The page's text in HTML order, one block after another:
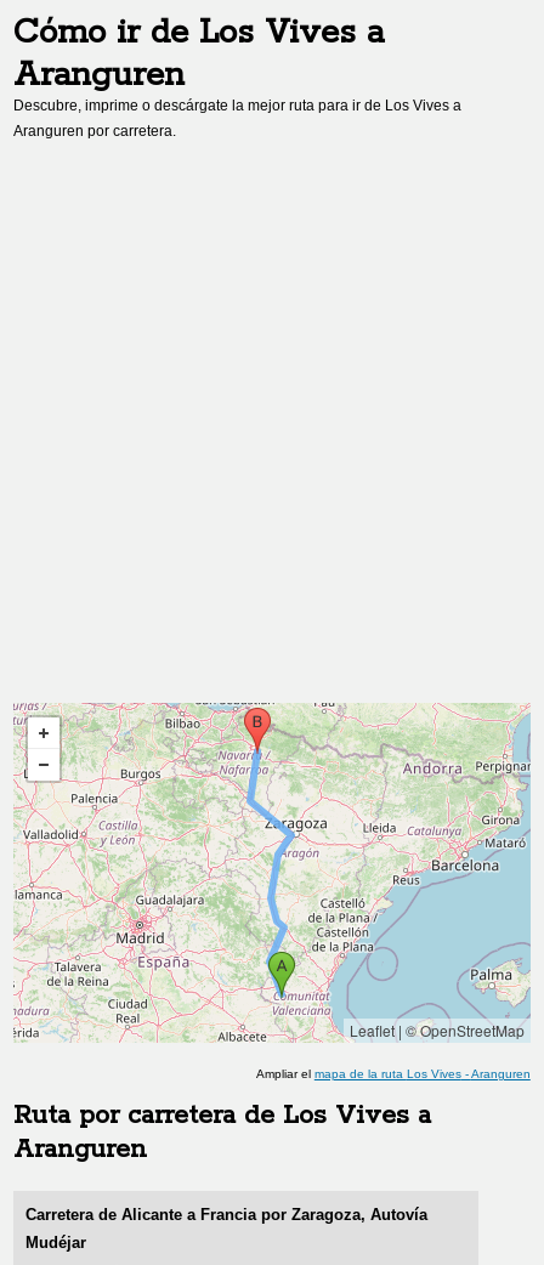
Cómo ir de Los Vives a
Aranguren
Descubre, imprime o descárgate la mejor ruta para ir de Los Vives a
Aranguren por carretera.
Leaflet| © OpenStreetMap
Ampliar el mapa de la ruta Los Vives-Aranguren
Ruta por carretera de Los Vives a
Aranguren
Carretera de Alicante a Francia por Zaragoza, Autovía
Mudéjar